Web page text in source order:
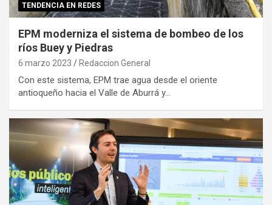
TENDENCIA EN REDES
EPM moderniza el sistema de bombeo de los
ríos Buey y Piedras
6 marzo 2023 Redaccion General
Con este sistema, EPM trae agua desde el oriente
antioqueño hacia el Valle de Aburrá y…